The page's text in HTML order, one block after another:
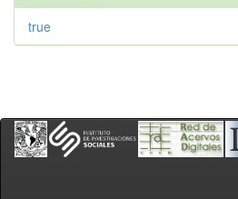
true